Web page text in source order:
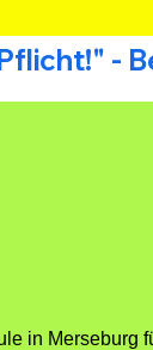
-
in Merseburg